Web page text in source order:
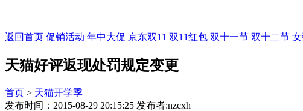
返回首页 促销活动 年中大促 京东双11 双11红包 双十一节 双十二节
天猫好评返现处罚规定变更
首页 > 天猫开学季
发布时间：2015-08-29 20:15:25 发布者:nzcxh